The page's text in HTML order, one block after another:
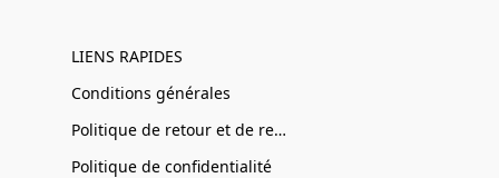
LIENS RAPIDES
Conditions générales
Politique de retour et de remboursement
Politique de confidentialité